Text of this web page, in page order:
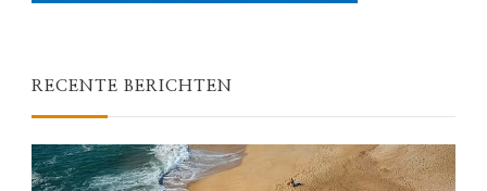
RECENTE BERICHTEN